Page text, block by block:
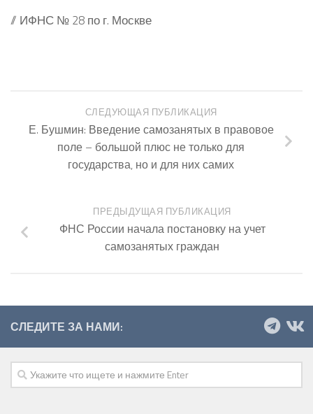
// ИФНС № 28 по г. Москве
СЛЕДУЮЩАЯ ПУБЛИКАЦИЯ
Е. Бушмин: Введение самозанятых в правовое
поле – большой плюс не только для
государства, но и для них самих
ПРЕДЫДУЩАЯ ПУБЛИКАЦИЯ
ФНС России начала постановку на учет
самозанятых граждан
СЛЕДИТЕ ЗА НАМИ: